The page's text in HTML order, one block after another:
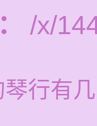
/x/
行有